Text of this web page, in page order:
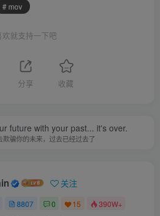
# mov
欢就支持一下吧
分享 收藏
future with your past... it's over.
欺骗你的未来，过去已经过去了
关注
8807 0 15 390W+